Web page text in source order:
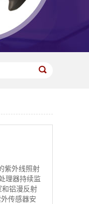
紫外线照射
理器持续监
铝漫反射
传感器安